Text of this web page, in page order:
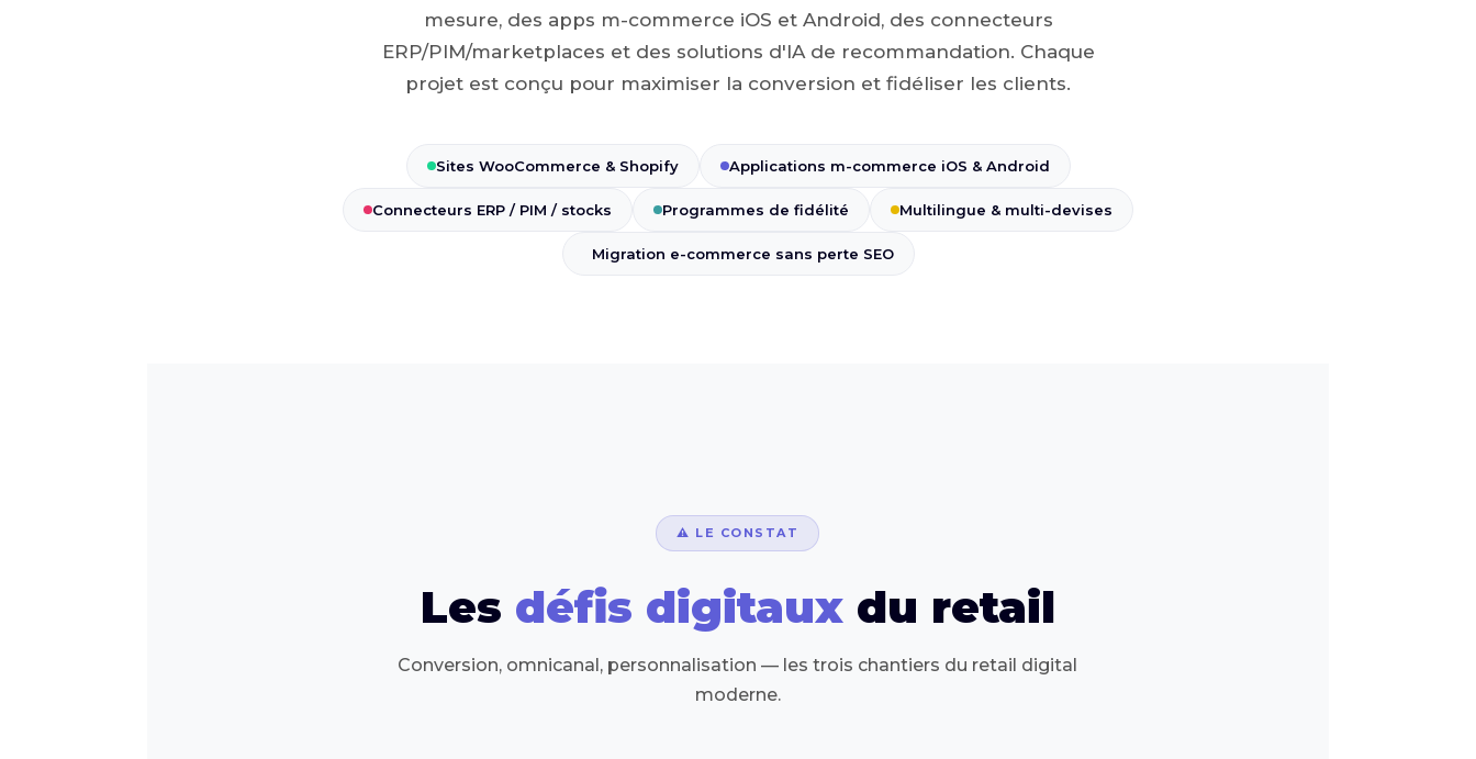
mesure, des apps m-commerce iOS et Android, des connecteurs
ERP/PIM/marketplaces et des solutions d'IA de recommandation. Chaque
projet est conçu pour maximiser la conversion et fidéliser les clients.
Sites WooCommerce & Shopify Applications m-commerce iOS & Android
Connecteurs ERP / PIM / stocks Programmes de fidélité Multilingue & multi-devises
Migration e-commerce sans perte SEO
⚠️ LE CONSTAT
Les défis digitauxdu retail
Conversion, omnicanal, personnalisation — les trois chantiers du retail digital
moderne.